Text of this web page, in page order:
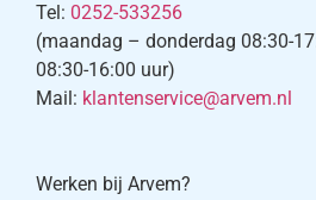
Tel: 0252-533256
(maandag – donderdag 08:30-
08:30-16:00 uur)
Mail: klantenservice@arvem.nl
Werken bij Arvem?